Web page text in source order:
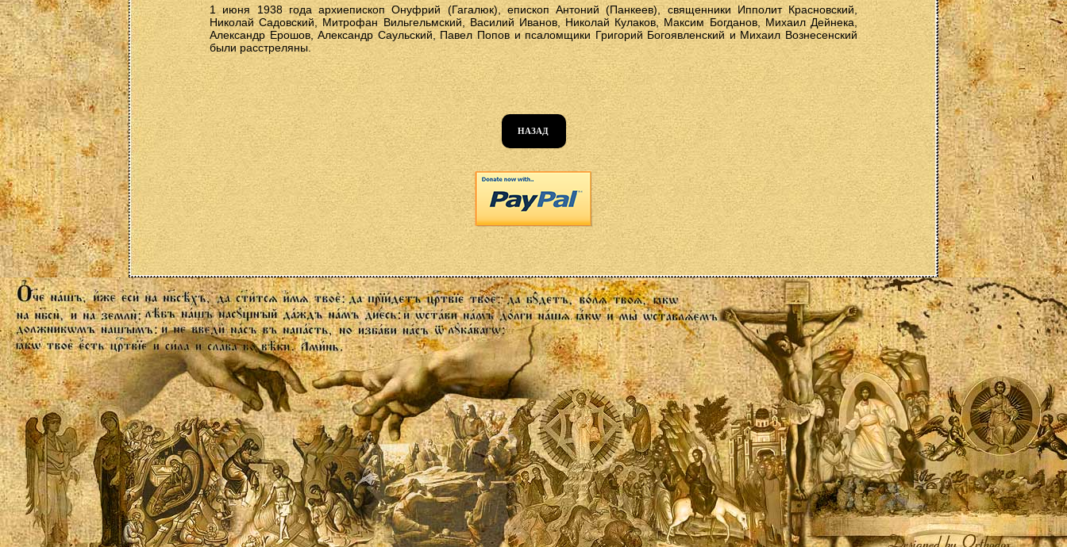
1 июня 1938 года архиепископ Онуфрий (Гагалюк), епископ Антоний (Панкеев), священники Ипполит Красновский,
Николай Садовский, Митрофан Вильгельмский, Василий Иванов, Николай Кулаков, Максим Богданов, Михаил Дейнека,
Александр Ерошов, Александр Саульский, Павел Попов и псаломщики Григорий Богоявленский и Михаил Вознесенский
были расстреляны.
НАЗАД